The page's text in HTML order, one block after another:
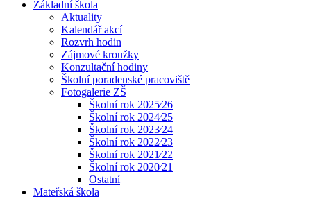
Základní škola
Aktuality
Kalendář akcí
Rozvrh hodin
Zájmové kroužky
Konzultační hodiny
Školní poradenské pracoviště
Fotogalerie ZŠ
Školní rok 2025⁄26
Školní rok 2024⁄25
Školní rok 2023⁄24
Školní rok 2022⁄23
Školní rok 2021⁄22
Školní rok 2020⁄21
Ostatní
Mateřská škola